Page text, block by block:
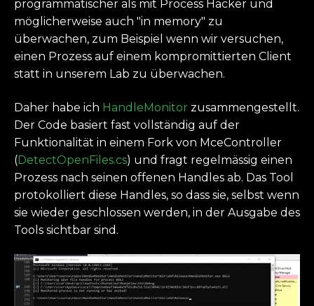
programmatischer als mit Process Hacker und
möglicherweise auch "in memory" zu
überwachen, zum Beispiel wenn wir versuchen,
einen Prozess auf einem kompromittierten Client
statt in unserem Lab zu überwachen.
Daher habe ich HandleMonitor zusammengestellt.
Der Code basiert fast vollständig auf der
Funktionalität in einem Fork von MceController
(DetectOpenFiles.cs) und fragt regelmässig einen
Prozess nach seinen offenen Handles ab. Das Tool
protokolliert diese Handles, so dass sie, selbst wenn
sie wieder geschlossen werden, in der Ausgabe des
Tools sichtbar sind.